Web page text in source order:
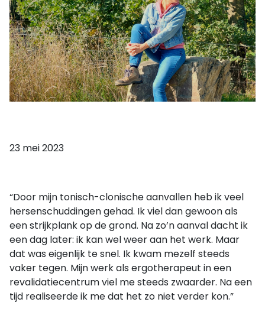
23 mei 2023
“Door mijn tonisch-clonische aanvallen heb ik veel
hersenschuddingen gehad. Ik viel dan gewoon als
een strijkplank op de grond. Na zo’n aanval dacht ik
een dag later: ik kan wel weer aan het werk. Maar
dat was eigenlijk te snel. Ik kwam mezelf steeds
vaker tegen. Mijn werk als ergotherapeut in een
revalidatiecentrum viel me steeds zwaarder. Na een
tijd realiseerde ik me dat het zo niet verder kon.”